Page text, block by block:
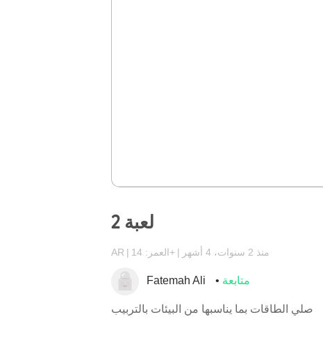
لعبة 2
AR العمر: 14+ منذ 2 سنوات، 4 أشهر
Fatemah Ali متابعة
صلي الطاقات بما يناسبها من البيئات بالتربيب